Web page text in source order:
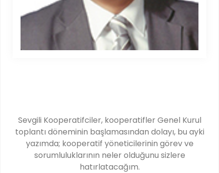
Sevgili Kooperatifciler, kooperatifler Genel Kurul
toplantı döneminin başlamasından dolayı, bu ayki
yazımda; kooperatif yöneticilerinin görev ve
sorumluluklarının neler olduğunu sizlere
hatırlatacağım.